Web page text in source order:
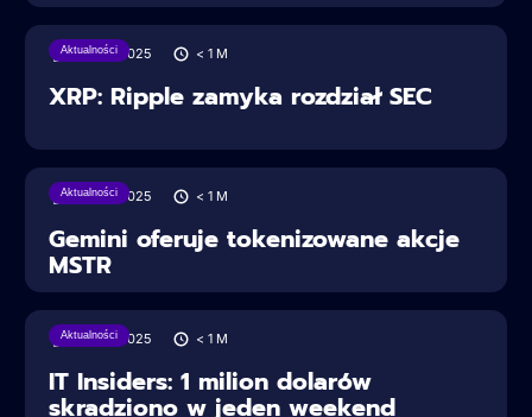
Aktualności
28/06/2025 < 1 M
XRP: Ripple zamyka rozdział SEC
Aktualności
28/06/2025 < 1 M
Gemini oferuje tokenizowane akcje
MSTR
Aktualności
28/06/2025 < 1 M
IT Insiders: 1 milion dolarów
skradziono w jeden weekend